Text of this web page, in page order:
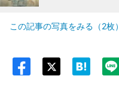
この記事の写真をみる（2枚）